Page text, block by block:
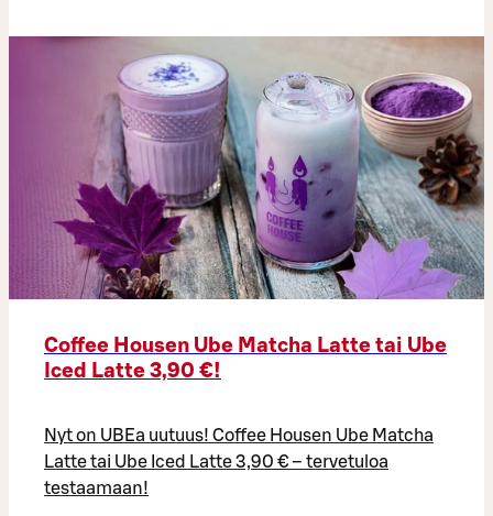
Coffee Housen Ube Matcha Latte tai Ube
Iced Latte 3,90 €!
Nyt on UBEa uutuus! Coffee Housen Ube Matcha
Latte tai Ube Iced Latte 3,90 € – tervetuloa
testaamaan!